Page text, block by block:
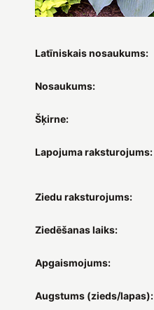
Latīniskais nosaukums:
Nosaukums:
Šķirne:
Lapojuma raksturojums:
Ziedu raksturojums:
Ziedēšanas laiks:
Apgaismojums:
Augstums (zieds/lapas):